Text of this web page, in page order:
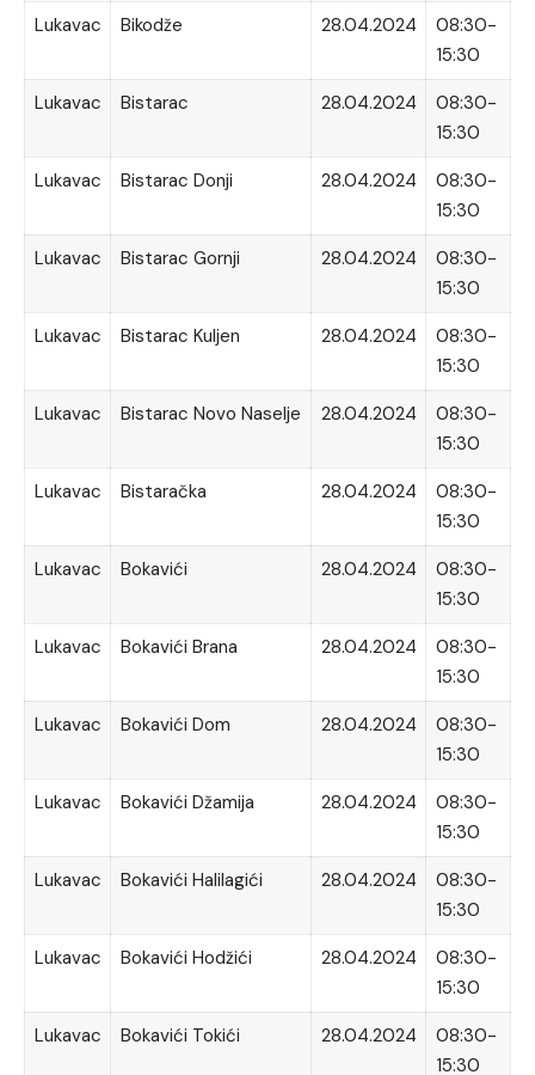
Lukavac
Bikodže 28.04.2024
08:30-
15:30
Lukavac
Bistarac 28.04.2024
08:30-
15:30
Lukavac
Bistarac Donji 28.04.2024
08:30-
15:30
Lukavac
Bistarac Gornji 28.04.2024
08:30-
15:30
Lukavac
Bistarac Kuljen 28.04.2024
08:30-
15:30
Lukavac
Bistarac Novo Naselje 28.04.2024
08:30-
15:30
Lukavac
Bistaračka 28.04.2024
08:30-
15:30
Lukavac
Bokavići 28.04.2024
08:30-
15:30
Lukavac
Bokavići Brana 28.04.2024
08:30-
15:30
Lukavac
Bokavići Dom 28.04.2024
08:30-
15:30
Lukavac
Bokavići Džamija 28.04.2024
08:30-
15:30
Lukavac
Bokavići Halilagići 28.04.2024
08:30-
15:30
Lukavac
Bokavići Hodžići 28.04.2024
08:30-
15:30
Lukavac
Bokavići Tokići 28.04.2024
08:30-
15:30